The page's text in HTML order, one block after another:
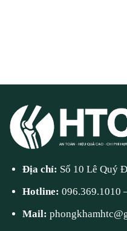
Địa chỉ: Số 10 Lê Quý
Hotline:096.369.1010
Mail: